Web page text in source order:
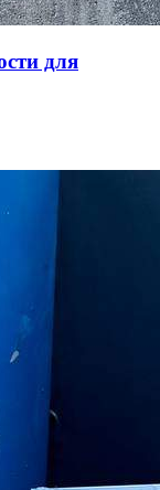
для